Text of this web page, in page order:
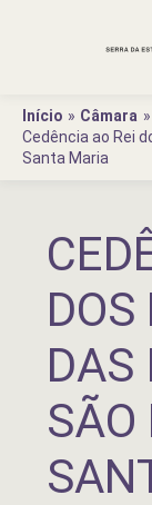
Início
Câmara
Cedência ao Rei
Santa Maria
DOS
DAS
SÃO